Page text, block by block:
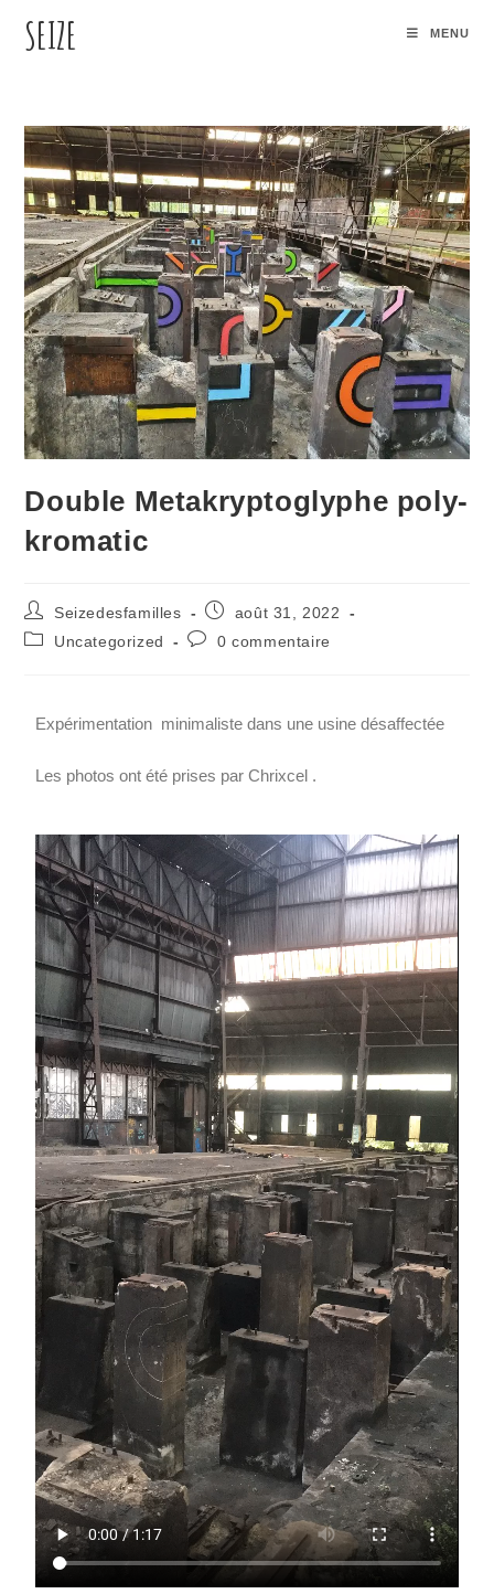
SEIZE MENU
Double Metakryptoglyphe poly-
kromatic
Seizedesfamilles
août 31, 2022
Uncategorized
0 commentaire
Expérimentation minimaliste dans une usine désaffectée
Les photos ont été prises par Chrixcel .